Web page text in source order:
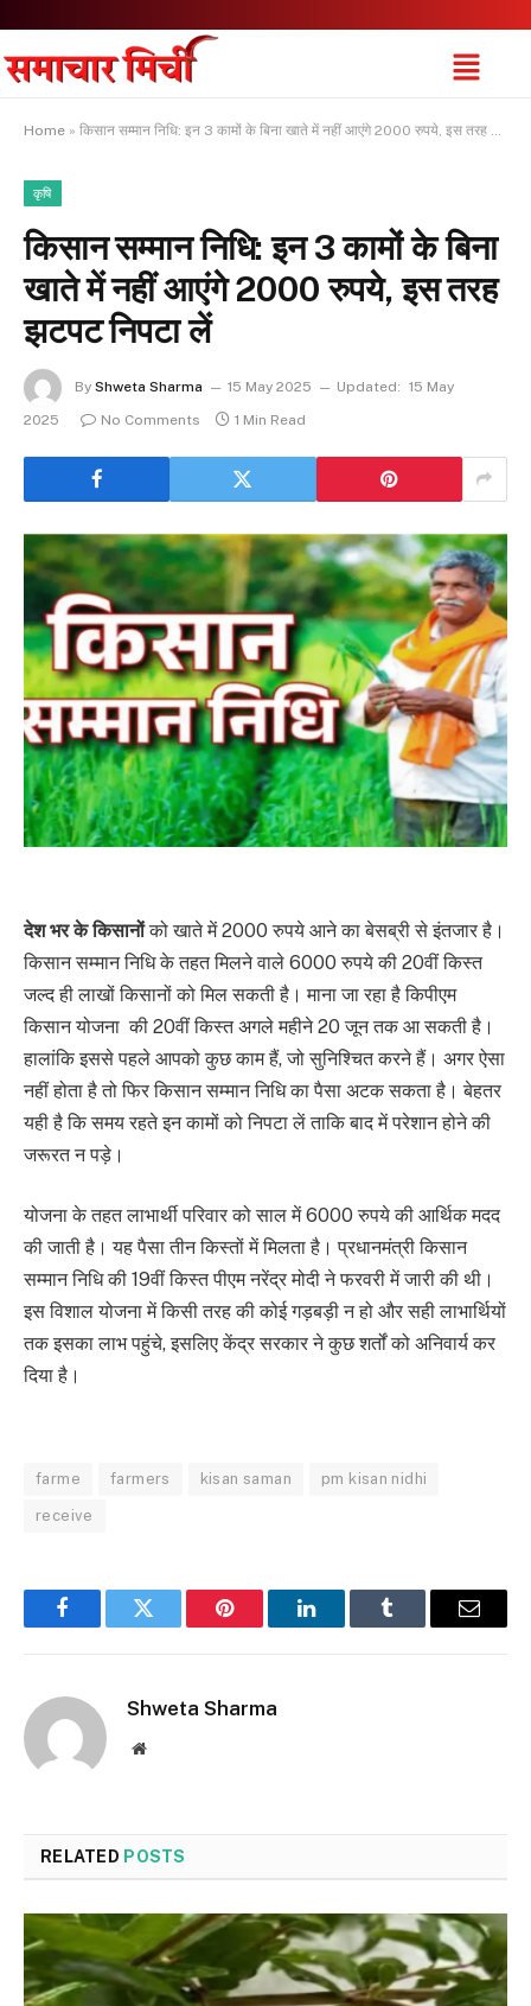
Home » किसान सम्मान निधि: इन 3 कामों के बिना खाते में नहीं आएंगे 2000 रुपये, इस तरह झटपट निपटा लें
कृषि
किसान सम्मान निधि: इन 3 कामों के बिना
खाते में नहीं आएंगे 2000 रुपये, इस तरह
झटपट निपटा लें
By Shweta Sharma 15 May 2025 Updated: 15 May
2025
No Comments 1 Min Read
देश भर के किसानोंको खाते में 2000 रुपये आने का बेसब्री से इंतजार है।
किसान सम्मान निधि के तहत मिलने वाले 6000 रुपये की 20वीं किस्त
जल्द ही लाखों किसानों को मिल सकती है। माना जा रहा है किपीएम
किसान योजना की 20वीं किस्त अगले महीने 20 जून तक आ सकती है।
हालांकि इससे पहले आपको कुछ काम हैं, जो सुनिश्चित करने हैं। अगर ऐसा
नहीं होता है तो फिर किसान सम्मान निधि का पैसा अटक सकता है। बेहतर
यही है कि समय रहते इन कामों को निपटा लें ताकि बाद में परेशान होने की
जरूरत न पड़े।
योजना के तहत लाभार्थी परिवार को साल में 6000 रुपये की आर्थिक मदद
की जाती है। यह पैसा तीन किस्तों में मिलता है। प्रधानमंत्री किसान
सम्मान निधि की 19वीं किस्त पीएम नरेंद्र मोदी ने फरवरी में जारी की थी।
इस विशाल योजना में किसी तरह की कोई गड़बड़ी न हो और सही लाभार्थियों
तक इसका लाभ पहुंचे, इसलिए केंद्र सरकार ने कुछ शर्तों को अनिवार्य कर
दिया है।
farme farmers kisan saman pm kisan nidhi
receive
FacebookTwitter Pinterest LinkedInTumblr Email
Shweta Sharma
Website
RELATED POSTS